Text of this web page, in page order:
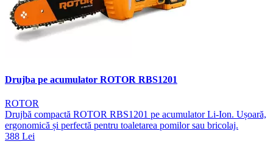
Drujba pe acumulator ROTOR RBS1201
ROTOR
Drujbă compactă ROTOR RBS1201 pe acumulator Li-Ion. Ușoară,
ergonomică și perfectă pentru toaletarea pomilor sau bricolaj.
388 Lei